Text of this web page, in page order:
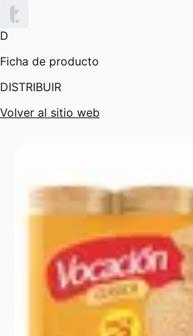
D
Ficha de producto
DISTRIBUIR
Volver al sitio web